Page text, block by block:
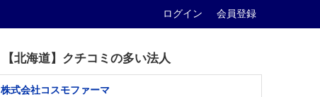
ログイン 会員登録
【北海道】クチコミの多い法人
株式会社コスモファーマ